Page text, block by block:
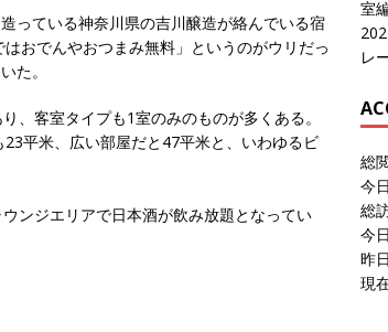
っている神奈川県の吉川醸造が絡んでいる宿
おでんやおつまみ無料」というのがウリだっ
た。
、客室タイプも1室のみのものが多くある。
平米、広い部屋だと47平米と、いわゆるビ
ンジエリアで日本酒が飲み放題となってい
今
今
昨
現